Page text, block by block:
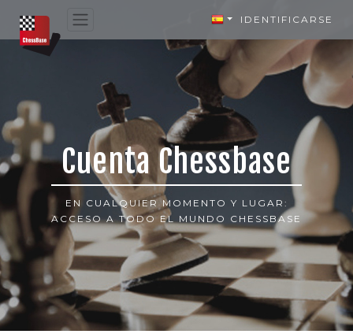
IDENTIFICARSE
Cuenta Chessbase
EN CUALQUIER MOMENTO Y LUGAR:
ACCESO A TODO EL MUNDO CHESSBASE